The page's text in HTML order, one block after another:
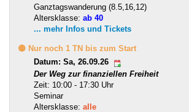
Ganztagswanderung (8.5,16,12)
Altersklasse: ab 40
... mehr Infos und Tickets
🟡 Nur noch 1 TN bis zum Start
Datum: Sa, 26.09.26
Der Weg zur finanziellen Freiheit
Zeit: 10:00 - 17:30 Uhr
Seminar
Altersklasse: alle